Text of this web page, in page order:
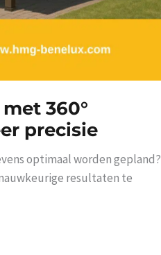
360°
precisie
optimaal worden gepland?
resultaten te